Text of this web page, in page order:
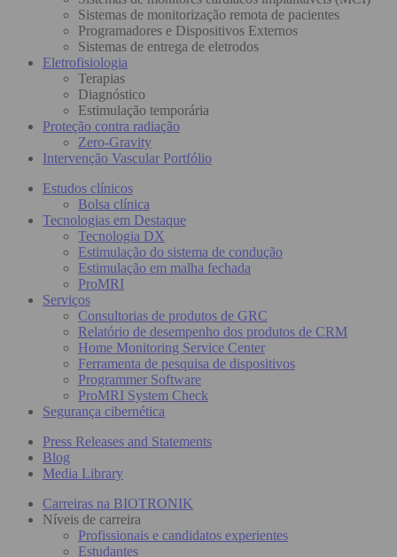
Sistemas de monitorização remota de pacientes
Programadores e Dispositivos Externos
Sistemas de entrega de eletrodos
Eletrofisiologia
Terapias
Diagnóstico
Estimulação temporária
Proteção contra radiação
Zero-Gravity
Intervenção Vascular Portfólio
Estudos clínicos
Bolsa clínica
Tecnologias em Destaque
Tecnologia DX
Estimulação do sistema de condução
Estimulação em malha fechada
ProMRI
Serviços
Consultorias de produtos de GRC
Relatório de desempenho dos produtos de CRM
Home Monitoring Service Center
Ferramenta de pesquisa de dispositivos
Programmer Software
ProMRI System Check
Segurança cibernética
Press Releases and Statements
Blog
Media Library
Carreiras na BIOTRONIK
Níveis de carreira
Profissionais e candidatos experientes
Estudantes